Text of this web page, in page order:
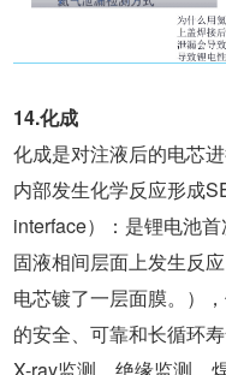
14.化成
化成是对注液后的电芯
内部发生化学反应形成
interface）：是锂电池
固液相间层面上发生反
电芯镀了一层面膜。）
的安全、可靠和长循环